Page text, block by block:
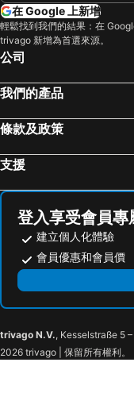
G3 Hotel Chungmuro
MD Hotel Doksan
New Blanc Central
Four Points by Sheraton Josun, Seoul
ibis Ambassador Seoul
G2 Myeongdong
LE SEOUL HOTEL
THE PLAZA Seoul, Autograph
Glocaloca
Hotel 8 Hours
金浦國際機場
Lotte World
韓國會展中心水族館
Samsung
首爾世界杯體育場
Transit Tours - Seoul
Jamsil
Songdo
East gate
Yangjae
Songpa-gu
Seoul Museum of
在 Google 上新增
輕鬆找到我們的結果：在
trivago 新增為首選來源。
公司
我們的產品
條款及政策
支援
登入享受會員專
建立個人化體驗
會員優惠和會員價
trivago N.V., Kesselstraße 5
2026 trivago | 保留所有權利。